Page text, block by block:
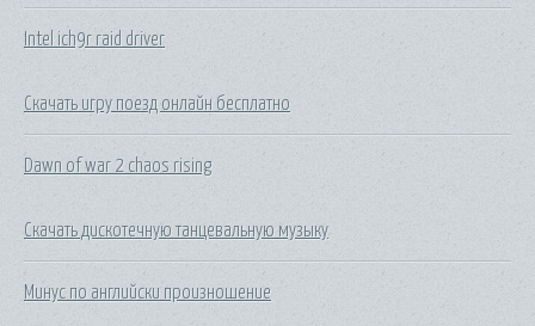
Intel ich9r raid driver
Скачать игру поезд онлайн бесплатно
Dawn of war 2 chaos rising
Скачать дискотечную танцевальную музыку
Минус по английски произношение